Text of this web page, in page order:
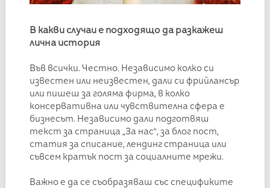
В какви случаи е подходящо да разкажеш
лична история
Във всички. Честно. Независимо колко си
известен или неизвестен, дали си фрийлансър
или пишеш за голяма фирма, в колко
консервативна или чувствителна сфера е
бизнесът. Независимо дали подготвяш
текст за страница „За нас“, за блог пост,
статия за списание, лендинг страница или
съвсем кратък пост за социалните мрежи.
Важно е да се съобразяваш със спецификите